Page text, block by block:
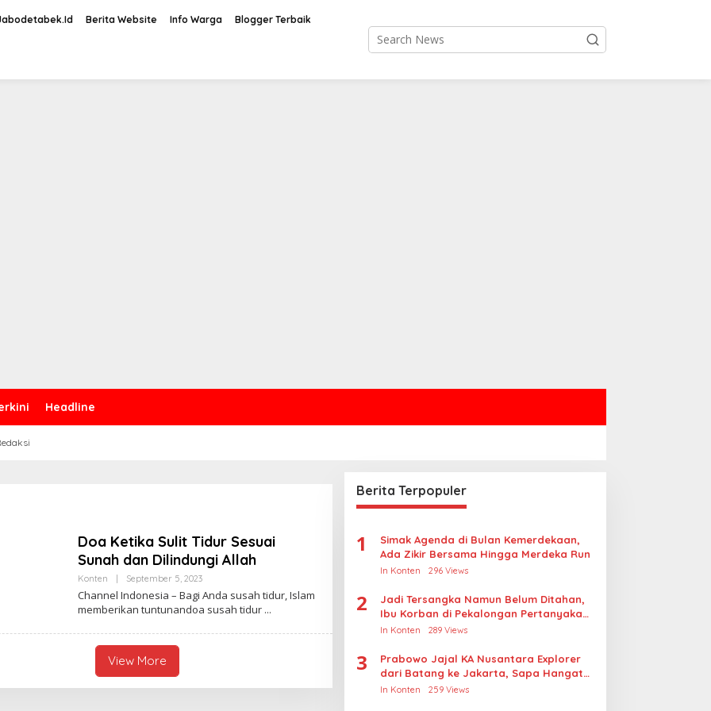
Berita Website Info Warga Blogger Terbaik
Headline
Doa Ketika Sulit Tidur Sesuai
Sunah dan Dilindungi Allah
Konten September 5, 2023B
Y
A
L
F
U
Channel Indonesia – Bagi Anda susah tidur, Islam
memberikan tuntunandoa susah tidur
View More
Berita Terpopuler
1
Simak Agenda di Bulan Kemerdekaan,
Ada Zikir Bersama Hingga Merdeka Run
In Konten 296 Views
2
Jadi Tersangka Namun Belum Ditahan,
Ibu Korban di Pekalongan Pertanyakan
Keseriusan Polisi Tangani Kasus
In Konten 289 Views
3
Prabowo Jajal KA Nusantara Explorer
dari Batang ke Jakarta, Sapa Hangat
Warga
In Konten 259 Views